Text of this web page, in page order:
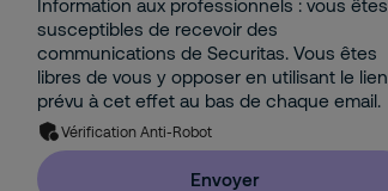
Information aux professionnels : vous êtes
susceptibles de recevoir des
communications de Securitas. Vous êtes
libres de vous y opposer en utilisant le lien
prévu à cet effet au bas de chaque email.
Vérification Anti-Robot
Envoyer